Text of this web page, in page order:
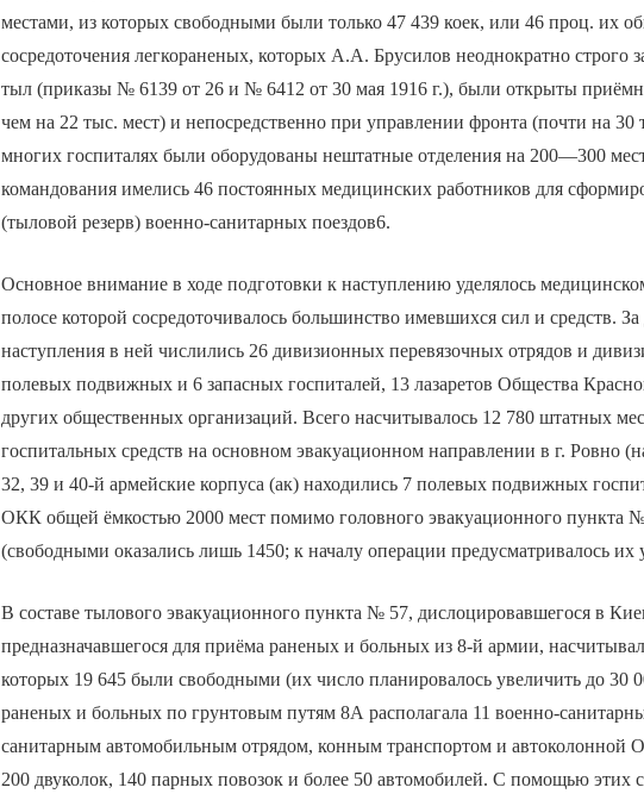
местами, из которых свободными были только 47 439 коек, или 46 проц. их
сосредоточения легкораненых, которых А.А. Брусилов неоднократно строго
тыл (приказы № 6139 от 26 и № 6412 от 30 мая 1916 г.), были открыты
чем на 22 тыс. мест) и непосредственно при управлении фронта (почти на
многих госпиталях были оборудованы нештатные отделения на 200—300
командования имелись 46 постоянных медицинских работников для
(тыловой резерв) военно-санитарных поездов6.
Основное внимание в ходе подготовки к наступлению уделялось
полосе которой сосредоточивалось большинство имевшихся сил и средств. За
наступления в ней числились 26 дивизионных перевязочных отрядов и
полевых подвижных и 6 запасных госпиталей, 13 лазаретов Общества
других общественных организаций. Всего насчитывалось 12 780 штатных
госпитальных средств на основном эвакуационном направлении в г. Ровно
32, 39 и 40-й армейские корпуса (ак) находились 7 полевых подвижных
ОКК общей ёмкостью 2000 мест помимо головного эвакуационного пункта
(свободными оказались лишь 1450; к началу операции предусматривалось их
В составе тылового эвакуационного пункта № 57, дислоцировавшегося в
предназначавшегося для приёма раненых и больных из 8-й армии,
которых 19 645 были свободными (их число планировалось увеличить до 30
раненых и больных по грунтовым путям 8А располагала 11 военно-
санитарным автомобильным отрядом, конным транспортом и автоколонной
200 двуколок, 140 парных повозок и более 50 автомобилей. С помощью этих